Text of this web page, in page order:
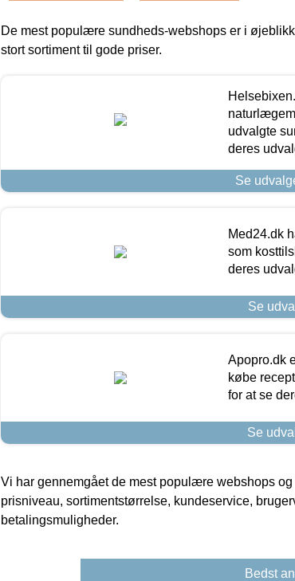
De mest populære sundheds-webshops er i
stort sortiment til gode priser.
udvalgte
deres
Se
Med24.dk
som
deres
Se
Apopro.dk
købe
for at se
Se
Vi har gennemgået de mest populære webshops
prisniveau, sortimentstørrelse, kundeservice,
betalingsmuligheder.
Bedst